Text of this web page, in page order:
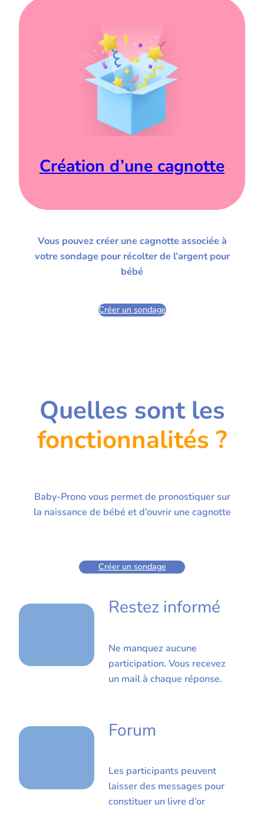
Création d’une cagnotte
Vous pouvez créer une cagnotte associée à
votre sondage pour récolter de l’argent pour
bébé
Créer un sondage
Quelles sont les
fonctionnalités ?
Baby-Prono vous permet de pronostiquer sur
la naissance de bébé et d’ouvrir une cagnotte
Créer un sondage
Restez informé
Ne manquez aucune
participation. Vous recevez
un mail à chaque réponse.
Forum
Les participants peuvent
laisser des messages pour
constituer un livre d’or